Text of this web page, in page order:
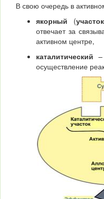
В свою очередь в
якорный (
отвечает за
активном центре,
каталитический
осуществление